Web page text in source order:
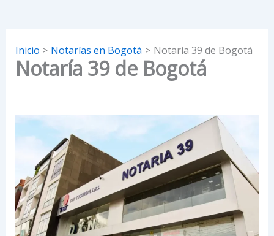
Inicio Notarías en Bogotá Notaría 39 de Bogotá
Notaría 39 de Bogotá